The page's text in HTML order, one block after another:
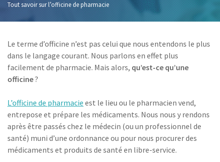
Tout savoir sur l’officine de pharmacie
Le terme d’officine n’est pas celui que nous entendons le plus
dans le langage courant. Nous parlons en effet plus
facilement de pharmacie. Mais alors, qu’est-ce qu’une
officine?
L’officine de pharmacie est le lieu ou le pharmacien vend,
entrepose et prépare les médicaments. Nous nous y rendons
après être passés chez le médecin (ou un professionnel de
santé) muni d’une ordonnance ou pour nous procurer des
médicaments et produits de santé en libre-service.